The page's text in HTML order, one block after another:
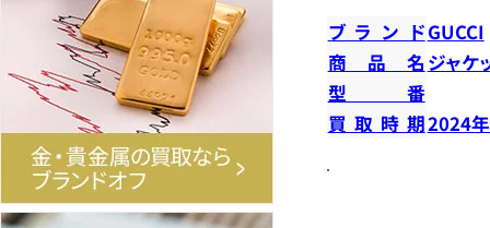
ブランドGUCCI
商品名 ジャケ
型番
買取時期2024